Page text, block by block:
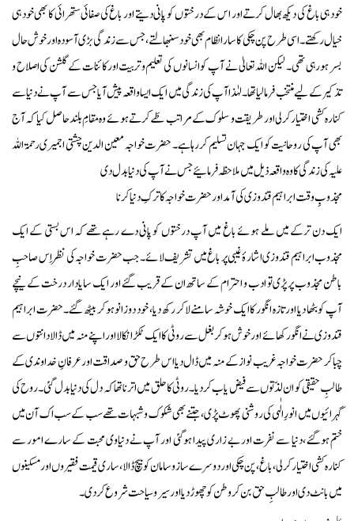
خود ہی باغ کی دیکھ بھال کرتے اور اس کے درختوں کو پانی دیتے اور باغ کی صفائی ستھرائی کا بھی خود ہی
خیال رکھتے۔ اسی طرح پن چکی کا سارا نظام بھی خود سنبھالتے ، جس سے زندگی بڑی آسودہ اور خوش حال
بسر ہورہی تھی۔ لیکن اللہ تعالیٰ نے آپ کو انسانوں کی تعلیم و تربیت اور کائنات کے گلشن کی اصلاح و
تذکیر کے لیے منتخب فرمالیا تھا۔ لہٰذا آپ کی زندگی میں ایک ایسا واقعہ پیش آیا جس سے آپ نے دنیا سے
کنارہ کشی اختیار کرلی اور طریقت و سلوک کے مراتب طَے کرتے ہوئے وہ مقامِ بلند حاصل کیا کہ آج
بھی آپ کی روحانیت کو ایک جہان تسلیم کررہا ہے۔ حضرت خواجہ معین الدین چشتی اجمیری رحمۃ اللہ
علیہ کی زندگی کا وہ واقعہ ذیل میں ملاحظہ فرمائیے جس نے آپ کی دنیا بدل دی
مجذوبِ وقت ابراہیم قندوزی کی آمد اور حضرت خواجہ کا ترکِ دنیا کرنا
ایک دن ترکے میں ملے ہوئے باغ میں آپ درختوں کو پانی دے رہے تھے کہ اس بستی کے ایک
مجذوب ابراہیم قندوزی اشارۂ غیبی پر باغ میں تشریف لائے۔ جب حضرت خواجہ کی نظر اِس صاحبِ
باطن مجذوب پر پڑی تو ادب و احترام کے ساتھ ان کے قریب گئے اور ایک سایا دار درخت کے نیچے
آپ کو بٹھا دیا اور تازہ انگور کا ایک خوشہ سامنے لاکر رکھ دیا ، خود دوزانو ہوکر بیٹھ گئے۔ حضرت ابراہیم
قندوزی نے انگور کھائے اور خوش ہوکر بغل سے روٹی کا ایک ٹکڑا نکالا اور اپنے منہ میں ڈالا دانتوں سے
چبا کر حضرت خواجہ غریب نواز کے منہ میں ڈال دیا اس طرح حق و صداقت اور عرفانِ خداوندی کے
طالبِ حقیقی کو ان لذّتوں سے فیض یاب کردیا۔ روٹی کا حلق میں اترنا تھا کہ دل کی دنیا بدل گئی۔ روح کی
گہرائیوں میں انورِ الٰہی کی روشنی پھوٹ پڑی ، جتنے بھی شکوک و شبہات تھے سب کے سب اک آن میں
ختم ہوگئے ،دنیا سے نفرت اور بے زاری پیدا ہوگئی اور آپ نے دنیاوی محبت کے سارے امور سے
کنارہ کشی اختیار کرلی، باغ، پن چکی اور دوسرے ساز و سامان کو بیچ ڈالا، ساری قیمت فقیروں اور مسکینوں
میں بانٹ دی اور طالبِ حق بن کر وطن کو چھوڑ دیااور سیر و سیاحت شروع کردی۔